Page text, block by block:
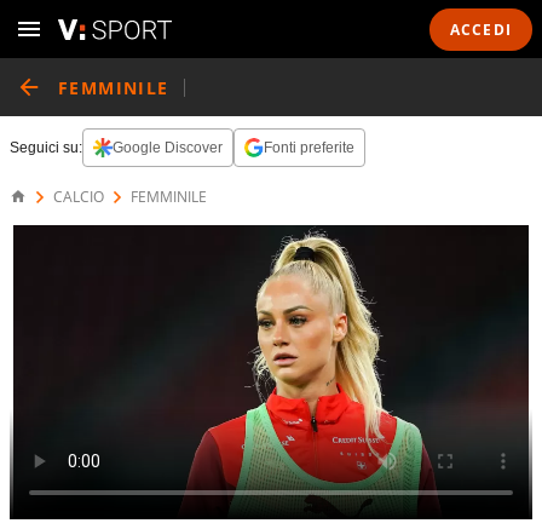
ACCEDI
FEMMINILE
Seguici su: Google Discover Fonti preferite
CALCIO FEMMINILE